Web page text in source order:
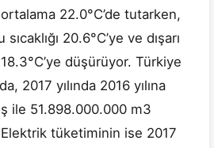
ortalama 22.0°C’de tutarken,
20.6°C’ye ve dışarı
düşürüyor. Türkiye
2017 yılında 2016 yılına
ile 51.898.000.000 m3
tüketiminin ise 2017